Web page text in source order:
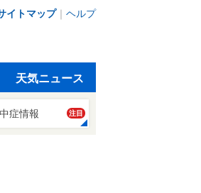
イトマップ｜ ヘルプ
天気ニュース
症情報 注目